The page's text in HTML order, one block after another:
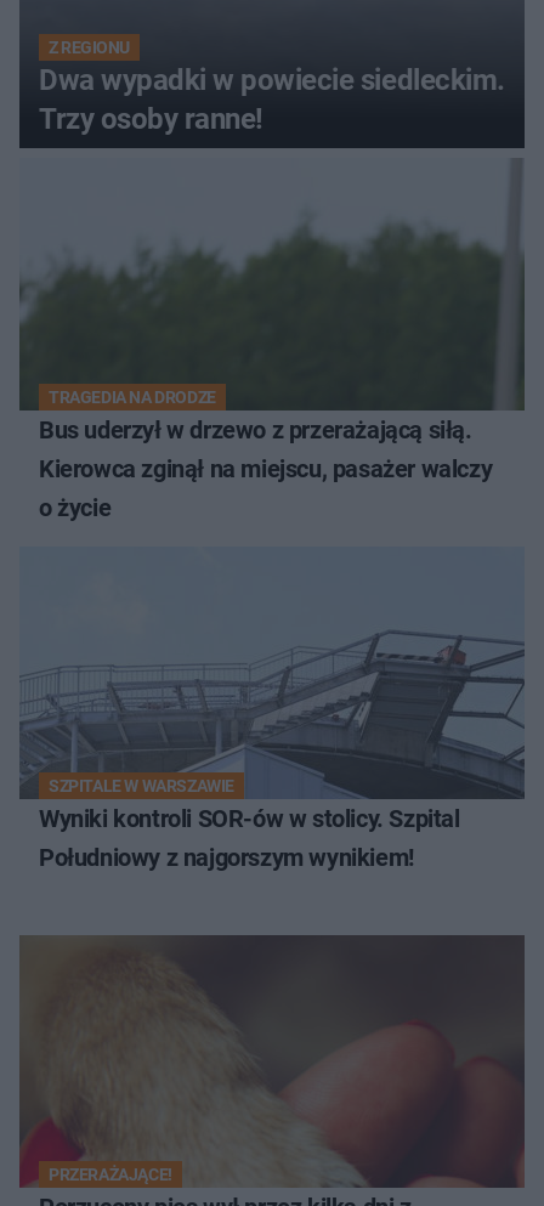
Z REGIONU
Dwa wypadki w powiecie siedleckim.
Trzy osoby ranne!
TRAGEDIA NA DRODZE
Bus uderzył w drzewo z przerażającą siłą.
Kierowca zginął na miejscu, pasażer walczy
o życie
SZPITALE W WARSZAWIE
Wyniki kontroli SOR-ów w stolicy. Szpital
Południowy z najgorszym wynikiem!
PRZERAŻAJĄCE!